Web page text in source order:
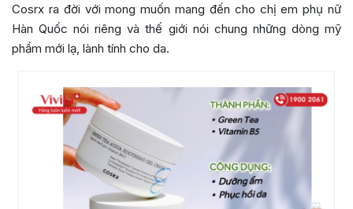
Cosrx ra đời với mong muốn mang đến cho chị em phụ nữ
Hàn Quốc nói riêng và thế giới nói chung những dòng mỹ
phẩm mới lạ, lành tính cho da.